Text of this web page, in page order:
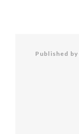
Published by